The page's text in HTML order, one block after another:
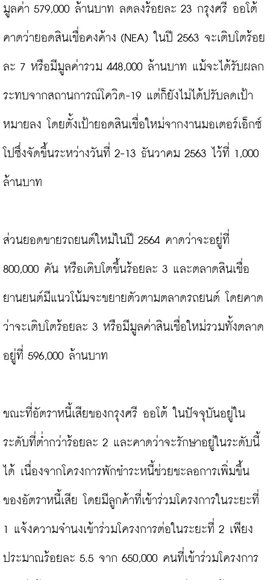
มูลค่า 579,000 ล้านบาท ลดลงร้อยละ 23 กรุงศรี ออโต้
คาดว่ายอดสินเชื่อคงค้าง (NEA) ในปี 2563 จะเติบโตร้อย
ละ 7 หรือมีมูลค่ารวม 448,000 ล้านบาท แม้จะได้รับผลก
ระทบจากสถานการณ์โควิด-19 แต่ก็ยังไม่ได้ปรับลดเป้า
หมายลง โดยตั้งเป้ายอดสินเชื่อใหม่จากงานมอเตอร์เอ็กซ์
โปซึ่งจัดขึ้นระหว่างวันที่ 2-13 ธันวาคม 2563 ไว้ที่ 1,000
ล้านบาท
ส่วนยอดขายรถยนต์ใหม่ในปี 2564 คาดว่าจะอยู่ที่
800,000 คัน หรือเติบโตขึ้นร้อยละ 3 และตลาดสินเชื่อ
ยานยนต์มีแนวโน้มจะขยายตัวตามตลาดรถยนต์ โดยคาด
ว่าจะเติบโตร้อยละ 3 หรือมีมูลค่าสินเชื่อใหม่รวมทั้งตลาด
อยู่ที่ 596,000 ล้านบาท
ขณะที่อัตราหนี้เสียของกรุงศรี ออโต้ ในปัจจุบันอยู่ใน
ระดับที่ต่ำกว่าร้อยละ 2 และคาดว่าจะรักษาอยู่ในระดับนี้
ได้ เนื่องจากโครงการพักชำระหนี้ช่วยชะลอการเพิ่มขึ้น
ของอัตราหนี้เสีย โดยมีลูกค้าที่เข้าร่วมโครงการในระยะที่
1 แจ้งความจำนงเข้าร่วมโครงการต่อในระยะที่ 2 เพียง
ประมาณร้อยละ 5.5 จาก 650,000 คนที่เข้าร่วมโครงการ